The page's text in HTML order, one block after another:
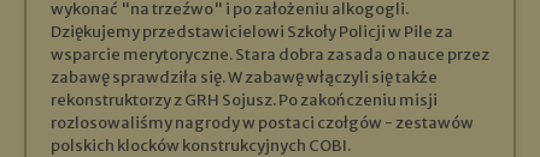
wykonać "na trzeźwo" i po założeniu alkogogli.
Dziękujemy przedstawicielowi Szkoły Policji w Pile za
wsparcie merytoryczne. Stara dobra zasada o nauce przez
zabawę sprawdziła się. W zabawę włączyli się także
rekonstruktorzy z GRH Sojusz. Po zakończeniu misji
rozlosowaliśmy nagrody w postaci czołgów - zestawów
polskich klocków konstrukcyjnych COBI.